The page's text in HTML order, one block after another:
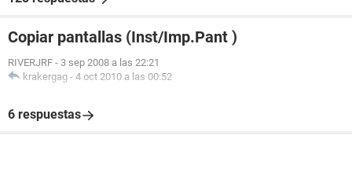
Copiar pantallas (Inst/Imp.Pant )
RIVERJRF - 3 sep 2008 a las 22:21
krakergag - 4 oct 2010 a las 00:52
6 respuestas